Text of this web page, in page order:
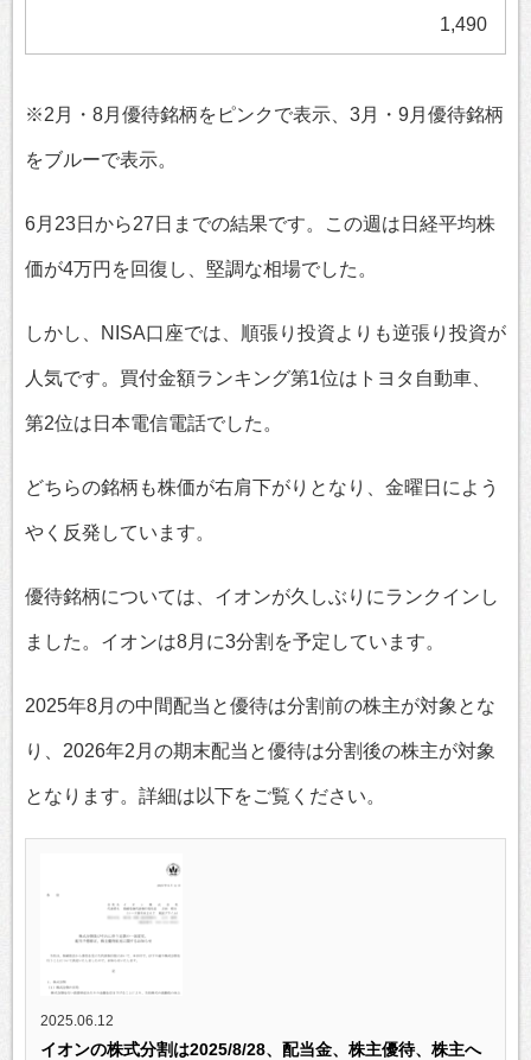
1,490
※2月・8月優待銘柄をピンクで表示、3月・9月優待銘柄
をブルーで表示。
6月23日から27日までの結果です。この週は日経平均株
価が4万円を回復し、堅調な相場でした。
しかし、NISA口座では、順張り投資よりも逆張り投資が
人気です。買付金額ランキング第1位はトヨタ自動車、
第2位は日本電信電話でした。
どちらの銘柄も株価が右肩下がりとなり、金曜日によう
やく反発しています。
優待銘柄については、イオンが久しぶりにランクインし
ました。イオンは8月に3分割を予定しています。
2025年8月の中間配当と優待は分割前の株主が対象とな
り、2026年2月の期末配当と優待は分割後の株主が対象
となります。詳細は以下をご覧ください。
2025.06.12
イオンの株式分割は2025/8/28、配当金、株主優待、株主へ